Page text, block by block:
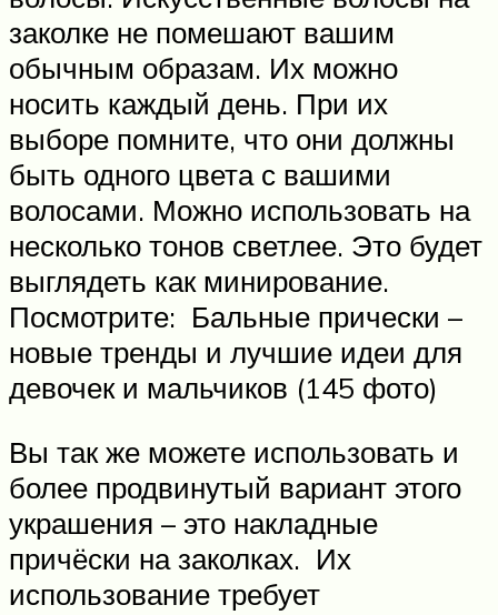
заколке не помешают вашим
обычным образам. Их можно
носить каждый день. При их
выборе помните, что они должны
быть одного цвета с вашими
волосами. Можно использовать на
несколько тонов светлее. Это будет
выглядеть как минирование.
Посмотрите: Бальные прически –
новые тренды и лучшие идеи для
девочек и мальчиков (145 фото)
Вы так же можете использовать и
более продвинутый вариант этого
украшения – это накладные
причёски на заколках. Их
использование требует